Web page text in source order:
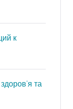
к
та